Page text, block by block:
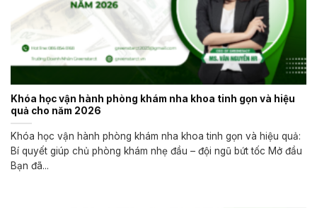
Khóa học vận hành phòng khám nha khoa tinh gọn và hiệu
quả cho năm 2026
Khóa học vận hành phòng khám nha khoa tinh gọn và hiệu quả:
Bí quyết giúp chủ phòng khám nhẹ đầu – đội ngũ bứt tốc Mở đầu
Bạn đã...